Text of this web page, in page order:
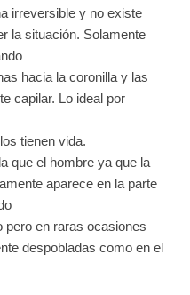
irreversible y no existe
la situación. Solamente
hacia la coronilla y las
capilar. Lo ideal por
tienen vida.
que el hombre ya que la
aparece en la parte
pero en raras ocasiones
despobladas como en el